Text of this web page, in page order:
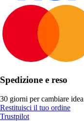
Spedizione e reso
30 giorni per cambiare idea
Restituisci il tuo ordine
Trustpilot